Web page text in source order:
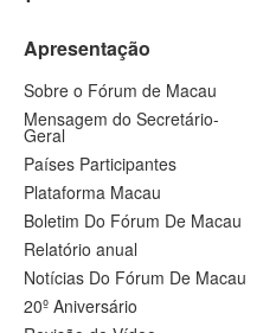
Apresentação
Sobre o Fórum de Macau
Mensagem do Secretário-
Geral
Países Participantes
Plataforma Macau
Boletim Do Fórum De Macau
Relatório anual
Notícias Do Fórum De Macau
20º Aniversário